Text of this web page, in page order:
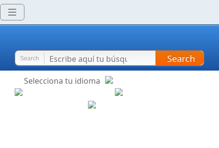
Search Search
Selecciona tu idioma